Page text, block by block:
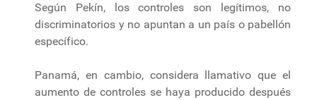
Según Pekín, los controles son legítimos, no
discriminatorios y no apuntan a un país o pabellón
específico.
Panamá, en cambio, considera llamativo que el
aumento de controles se haya producido después